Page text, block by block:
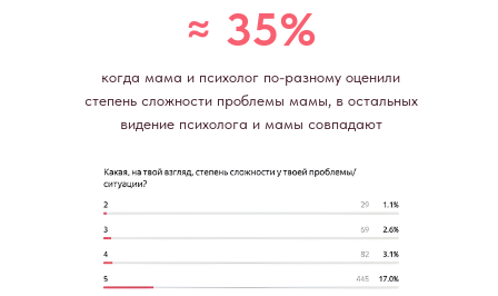
≈ 35%
когда мама и психолог по-разному оценили
степень сложности проблемы мамы, в остальных
видение психолога и мамы совпадают